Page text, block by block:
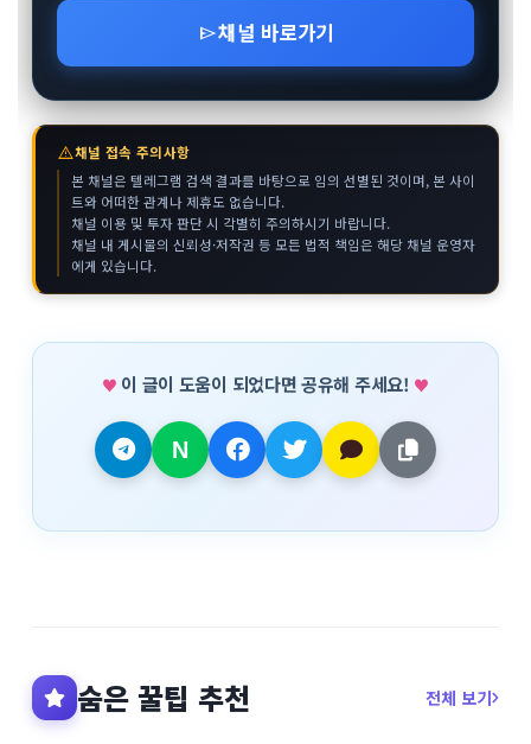
send채널 바로가기
warning채널 접속 주의사항
본 채널은 텔레그램 검색 결과를 바탕으로 임의 선별된 것이며, 본 사이
트와 어떠한 관계나 제휴도 없습니다.
채널 이용 및 투자 판단 시 각별히 주의하시기 바랍니다.
채널 내 게시물의 신뢰성·저작권 등 모든 법적 책임은 해당 채널 운영자
에게 있습니다.
이 글이 도움이 되었다면 공유해 주세요!
숨은 꿀팁 추천 전체 보기